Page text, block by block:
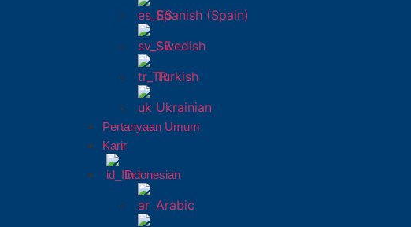
Spanish (Spain)
Swedish
Turkish
Ukrainian
Pertanyaan Umum
Karir
Indonesian
Arabic